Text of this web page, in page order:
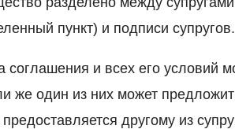
пункт) и подписи супругов.
соглашения и всех его условий
же один из них может
другому из